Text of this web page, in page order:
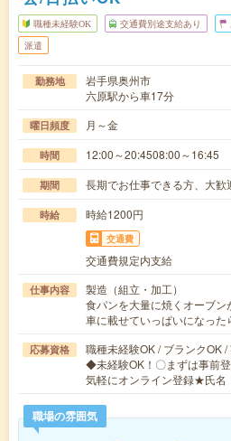
職種未経験OK 交通費別途支給あり
派遣
勤務地
岩手県奥州市
六原駅から車17分
曜日頻度 月～金
時間 12:00～20:4508:00～16:45
期間 長期でお仕事できる方、大歓
時給 時給1200円
交通費
交通費規定内支給
仕事内容
製造（組立・加工）
食パンを大量に焼くオーブ
車に載せていっぱいになっ
応募資格
職種未経験OK / ブランクOK
◆未経験OK！〇まずは事前
気軽にオンライン登録★氏
職場の雰囲気